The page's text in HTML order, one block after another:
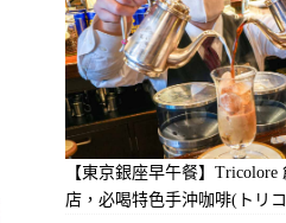
【東京銀座早午餐】
店，必喝特色手沖咖啡(トリ